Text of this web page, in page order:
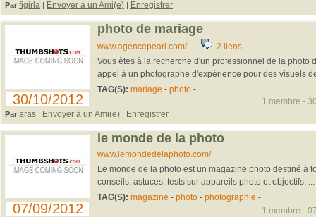
Par figirla | Envoyer à un Ami(e) | Enregistrer
30/10/2012
photo de mariage
www.agencepearl.com/ 2 liens...
Vous êtes à la recherche d'un professionnel de la photo
appel à un photographe d'expérience pour des visuels
TAG(S): mariage - photo-
Par aras | Envoyer à un Ami(e) | Enregistrer
1 membre -
07/09/2012
le monde de la photo
www.lemondedelaphoto.com/
Le monde de la photo est un magazine photo destiné à
conseils, astuces, tests sur appareils photo et objectifs, ...
TAG(S): magazine - photo- photographie -
1 membre -